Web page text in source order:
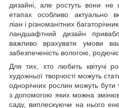
дизайні, але ростуть вони
етапах особливо актуально
ліан і різноманітних
ландшафтний дизайн
важливо врахувати умови
забезпеченість вологою,
Для тих, хто любить квітучі
художньої творчості можуть
однорічних рослин можуть
з допомогою яких можна
саду, виплескуючи на нього